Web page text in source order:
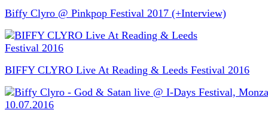
Biffy Clyro @ Pinkpop Festival 2017 (+Interview)
BIFFY CLYRO Live At Reading & Leeds Festival 2016